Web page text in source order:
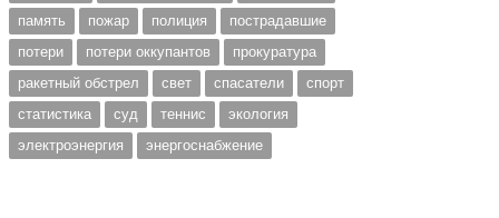
память
пожар полиция
пострадавшие
потери
потери оккупантов
прокуратура
ракетный обстрел
свет спасатели
спорт
статистика
суд теннис
экология
электроэнергия
энергоснабжение